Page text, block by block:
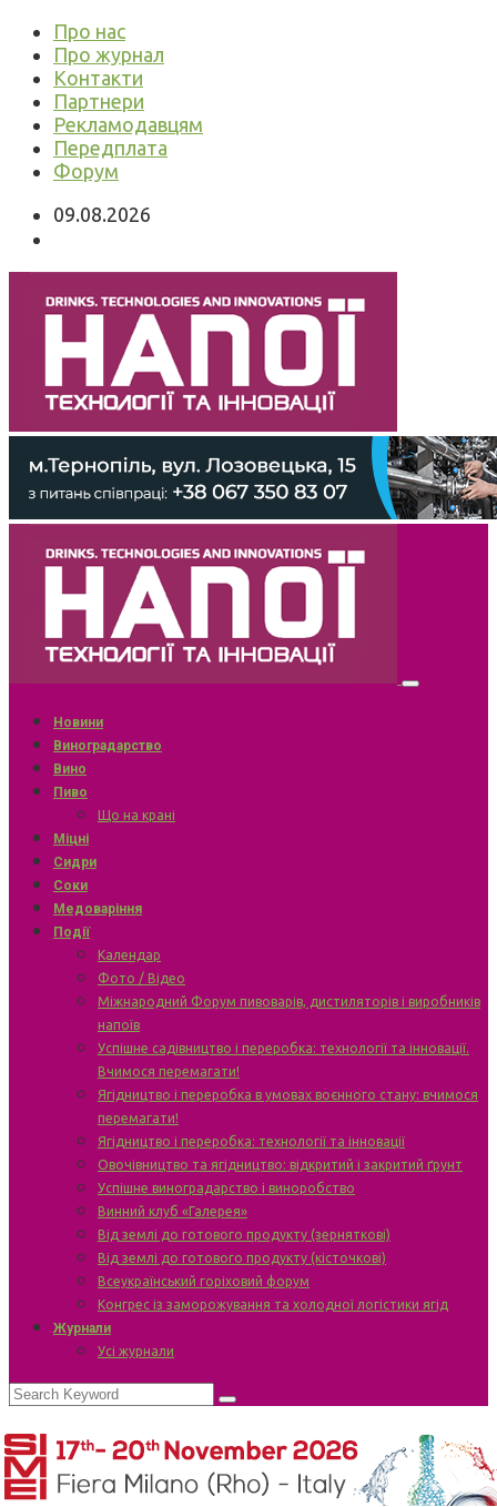
Про нас
Про журнал
Контакти
Партнери
Рекламодавцям
Передплата
Форум
09.08.2026
Новини
Виноградарство
Вино
Пиво
Що на крані
Міцні
Сидри
Соки
Медоваріння
Події
Календар
Фото / Відео
Міжнародний Форум пивоварів, дистиляторів і виробників
напоїв
Успішне садівництво і переробка: технології та інновації.
Вчимося перемагати!
Ягідництво і переробка в умовах воєнного стану: вчимося
перемагати!
Ягідництво і переробка: технології та інновації
Овочівництво та ягідництво: відкритий і закритий ґрунт
Успішне виноградарство і виноробство
Винний клуб «Галерея»
Від землі до готового продукту (зерняткові)
Від землі до готового продукту (кісточкові)
Всеукраїнський горіховий форум
Конгрес із заморожування та холодної логістики ягід
Журнали
Усі журнали